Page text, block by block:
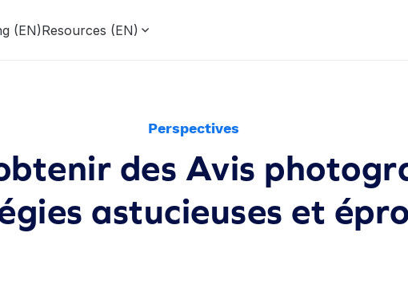
(EN)Resources (EN)
Perspectives
des Avis
astucieuses et